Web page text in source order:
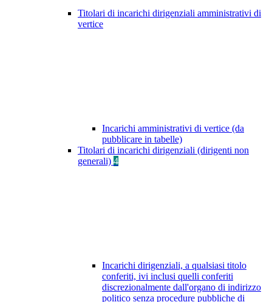
Titolari di incarichi dirigenziali amministrativi di
vertice
Incarichi amministrativi di vertice (da
pubblicare in tabelle)
Titolari di incarichi dirigenziali (dirigenti non
generali) 4
Incarichi dirigenziali, a qualsiasi titolo
conferiti, ivi inclusi quelli conferiti
discrezionalmente dall'organo di indirizzo
politico senza procedure pubbliche di